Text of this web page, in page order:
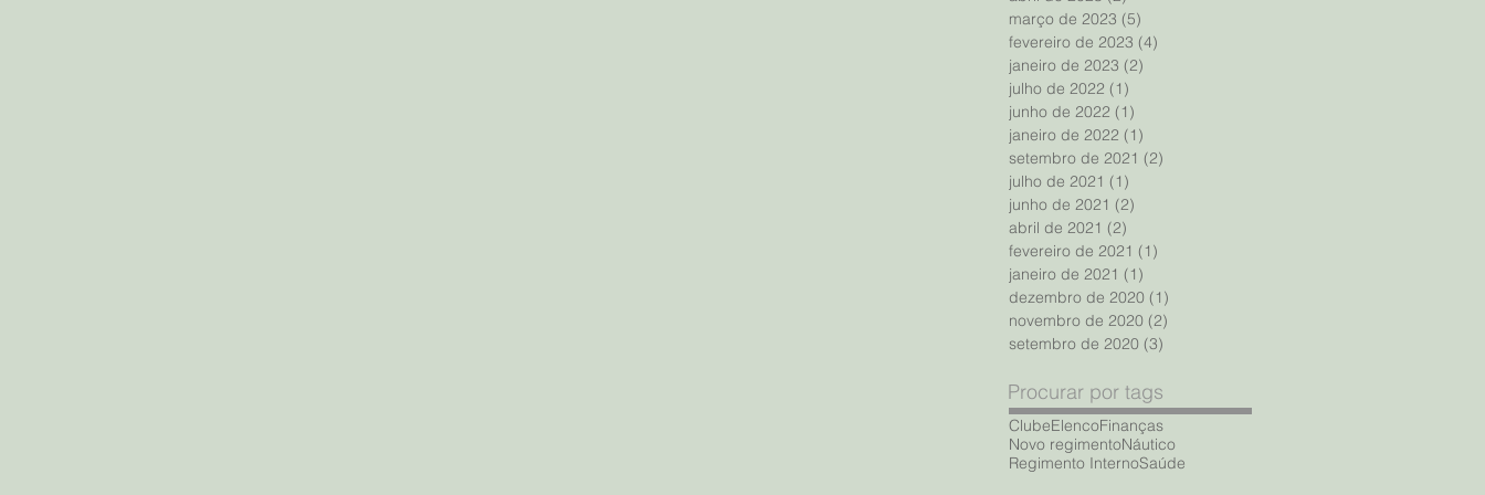
março de 2023 (5)
fevereiro de 2023 (4)
janeiro de 2023 (2)
julho de 2022 (1)
junho de 2022 (1)
janeiro de 2022 (1)
setembro de 2021 (2)
julho de 2021 (1)
junho de 2021 (2)
abril de 2021 (2)
fevereiro de 2021 (1)
janeiro de 2021 (1)
dezembro de 2020 (1)
novembro de 2020 (2)
setembro de 2020 (3)
Procurar por tags
ClubeElencoFinanças
Novo regimentoNáutico
Regimento InternoSaúde